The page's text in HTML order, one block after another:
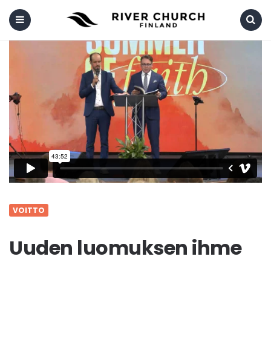
Menu Search
VOITTO
Uuden luomuksen ihme